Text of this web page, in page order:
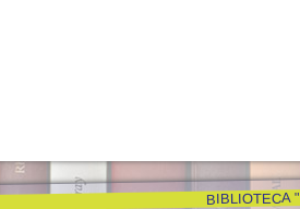
BIBLIOTECA